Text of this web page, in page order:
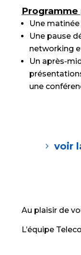
Une matinée
Une pause
networking
Un après-
une
voir
Au plaisir de
L’équipe